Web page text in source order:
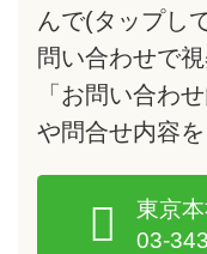
んで(タップし
問い合わせで
「お問い合わ
や問合せ内容を
東京
03-